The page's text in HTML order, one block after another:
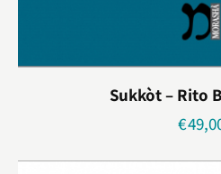
Sukkòt – Rito
€